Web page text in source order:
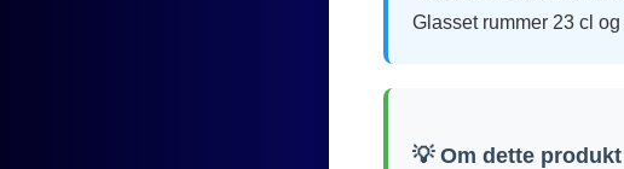
Glasset rummer 23 cl
💡 Om dette produkt